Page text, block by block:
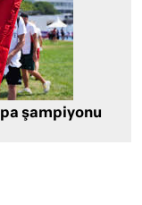
şampiyonu